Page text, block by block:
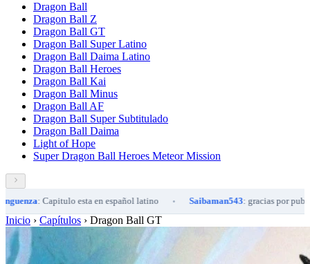
Dragon Ball
Dragon Ball Z
Dragon Ball GT
Dragon Ball Super Latino
Dragon Ball Daima Latino
Dragon Ball Heroes
Dragon Ball Kai
Dragon Ball Minus
Dragon Ball AF
Dragon Ball Super Subtitulado
Dragon Ball Daima
Light of Hope
Super Dragon Ball Heroes Meteor Mission
esta en español latino • Saibaman543: gracias por publicarla •
Inicio › Capítulos › Dragon Ball GT